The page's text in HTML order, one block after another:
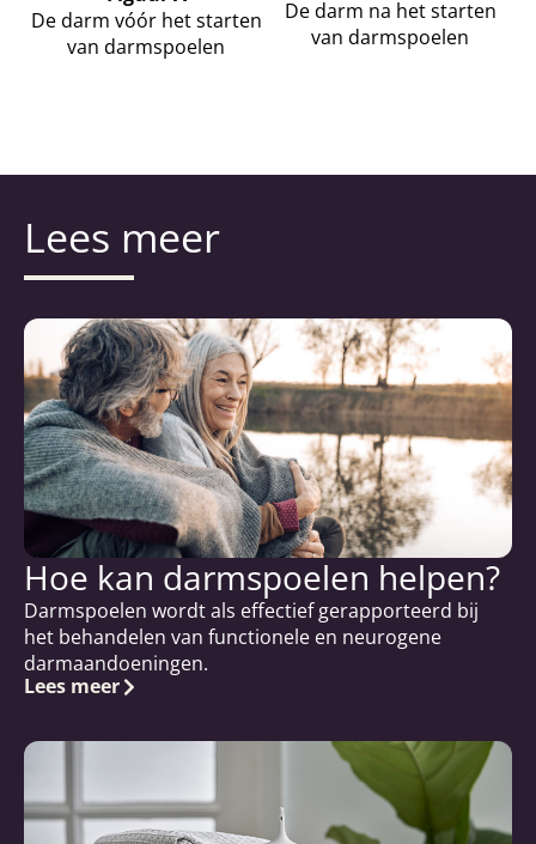
De darm vóór het starten
van darmspoelen
De darm na het starten
van darmspoelen
Lees meer
Hoe kan darmspoelen helpen?
Darmspoelen wordt als effectief gerapporteerd bij
het behandelen van functionele en neurogene
darmaandoeningen.
Lees meer